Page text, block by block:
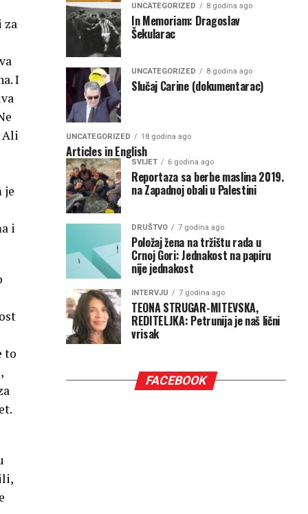
za
I
Ali
je
i
to
UNCATEGORIZED 8 godina ago
In Memoriam: Dragoslav
Šekularac
UNCATEGORIZED 8 godina ago
Slučaj Carine (dokumentarac)
UNCATEGORIZED 18 godina ago
Articles in English
SVIJET 6 godina ago
Reportaza sa berbe maslina 2019.
na Zapadnoj obali u Palestini
DRUŠTVO 7 godina ago
Položaj žena na tržištu rada u
Crnoj Gori: Jednakost na papiru
nije jednakost
INTERVJU 7 godina ago
TEONA STRUGAR-MITEVSKA,
REDITELJKA: Petrunija je naš lični
vrisak
FACEBOOK